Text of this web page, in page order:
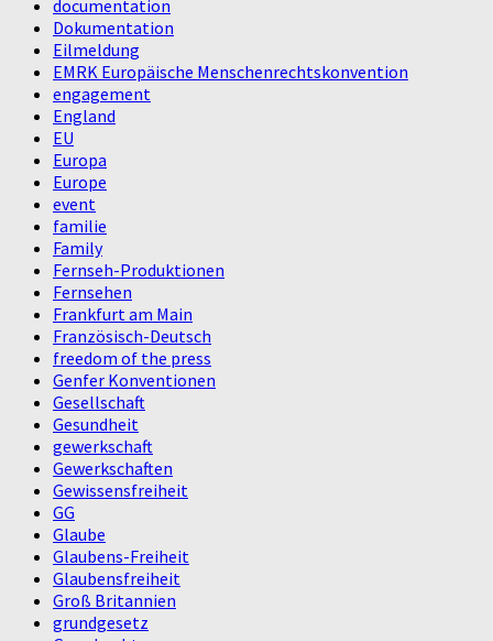
documentation
Dokumentation
Eilmeldung
EMRK Europäische Menschenrechtskonvention
engagement
England
EU
Europa
Europe
event
familie
Family
Fernseh-Produktionen
Fernsehen
Frankfurt am Main
Französisch-Deutsch
freedom of the press
Genfer Konventionen
Gesellschaft
Gesundheit
gewerkschaft
Gewerkschaften
Gewissensfreiheit
GG
Glaube
Glaubens-Freiheit
Glaubensfreiheit
Groß Britannien
grundgesetz